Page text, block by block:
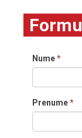
Nume*
Prenume*